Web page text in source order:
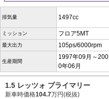
排気量 1497cc
ミッション フロア5MT
最大出力 105ps/6000rpm
生産期間
1997年09月～200
0年06月
1.5 レッツォ プライマリー
新車時価格104.7万円(税抜)